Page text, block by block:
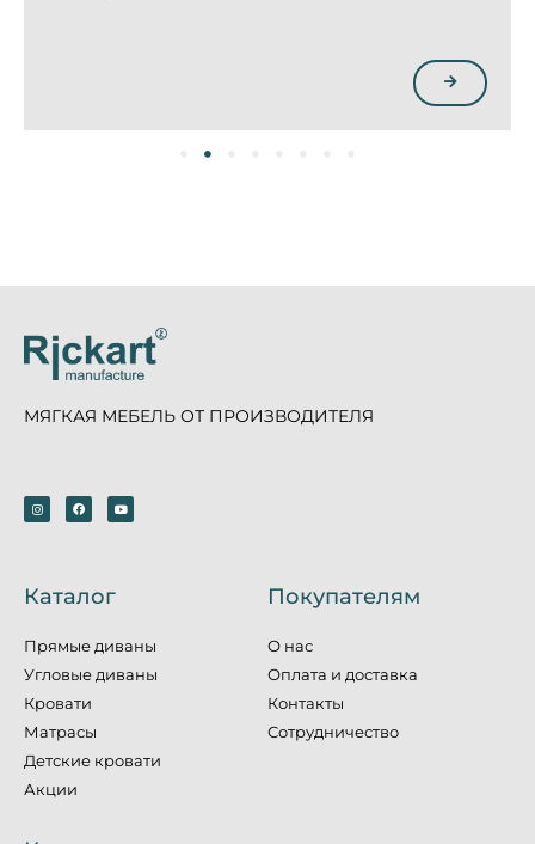
МЯГКАЯ МЕБЕЛЬ ОТ ПРОИЗВОДИТЕЛЯ
Каталог
Прямые диваны
Угловые диваны
Кровати
Матрасы
Детские кровати
Акции
Покупателям
О нас
Оплата и доставка
Контакты
Сотрудничество